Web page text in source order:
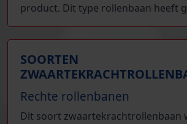
product. Dit type rollenbaan heeft
SOORTEN
Rechte rollenbanen
Dit soort zwaartekrachtrollenbaan